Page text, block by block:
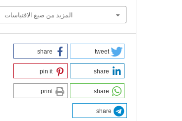
المزيد من صيغ الاقتباسات
tweet
share
share
pin it
share
print
share